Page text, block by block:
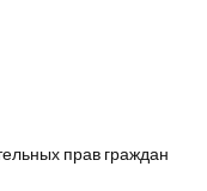
прав граждан